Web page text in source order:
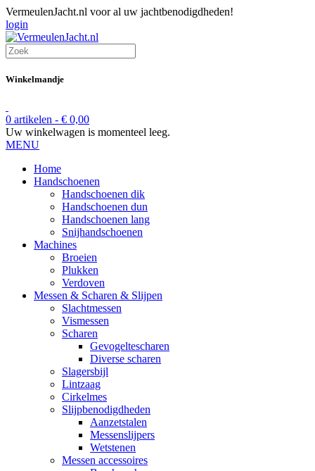
VermeulenJacht.nl voor al uw jachtbenodigdheden!
login
Winkelmandje
0 artikelen - € 0,00
Uw winkelwagen is momenteel leeg.
MENU
Home
Handschoenen
Handschoenen dik
Handschoenen dun
Handschoenen lang
Snijhandschoenen
Machines
Broeien
Plukken
Verdoven
Messen & Scharen & Slijpen
Slachtmessen
Vismessen
Scharen
Gevogeltescharen
Diverse scharen
Slagersbijl
Lintzaag
Cirkelmes
Slijpbenodigdheden
Aanzetstalen
Messenslijpers
Wetstenen
Messen accessoires